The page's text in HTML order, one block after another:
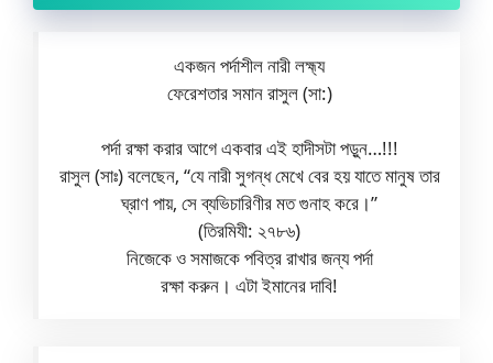
একজন পর্দাশীল নারী লহ্ম্য
ফেরেশতার সমান রাসুল (সা:)
পর্দা রক্ষা করার আগে একবার এই হাদীসটা পড়ুন…!!!
রাসুল (সাঃ) বলেছেন, “যে নারী সুগন্ধ মেখে বের হয় যাতে মানুষ তার
ঘ্রাণ পায়, সে ব্যভিচারিণীর মত গুনাহ করে।”
(তিরমিযী: ২৭৮৬)
নিজেকে ও সমাজকে পবিত্র রাখার জন্য পর্দা
রক্ষা করুন। এটা ইমানের দাবি!